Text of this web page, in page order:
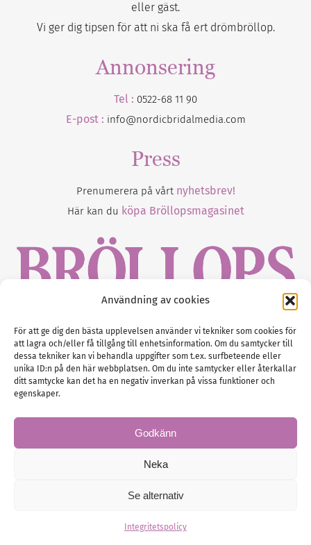
Användning av cookies
För att ge dig den bästa upplevelsen använder vi tekniker som cookies för
att lagra och/eller få tillgång till enhetsinformation. Om du samtycker till
dessa tekniker kan vi behandla uppgifter som t.ex. surfbeteende eller
unika ID:n på den här webbplatsen. Om du inte samtycker eller återkallar
ditt samtycke kan det ha en negativ inverkan på vissa funktioner och
egenskaper.
Godkänn
Neka
Se alternativ
Integritetspolicy
eller gäst.
Vi ger dig tipsen för att ni ska få ert drömbröllop.
Annonsering
Tel : 0522-68 11 90
E-post : info@nordicbridalmedia.com
Press
Prenumerera på vårt nyhetsbrev!
Här kan du köpa Bröllopsmagasinet
Gustaf Mattssons väg 2, 451 50 Uddevalla
Tel :0522-68 11 90
E-post:info@nordicbridalmedia.com
Administration